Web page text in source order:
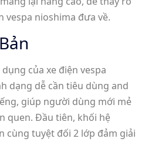
vespa nioshima đưa về.
của xe điện vespa
dạng dễ cần tiêu dùng and
giúp người dùng mới mẻ
quen. Đầu tiên, khối hệ
cùng tuyệt đối 2 lớp đảm giải